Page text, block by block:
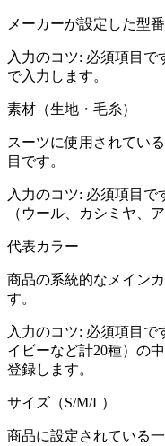
メーカーが設定した型
入力のコツ: 必須項目で
で入力します。
素材（生地・毛糸）
スーツに使用されてい
目です。
入力のコツ: 必須項目で
（ウール、カシミヤ、
代表カラー
商品の系統的なメイン
す。
入力のコツ: 必須項目で
イビーなど計20種）の
登録します。
サイズ（S/M/L）
商品に設定されている